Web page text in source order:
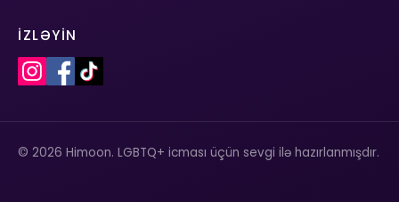
İZLƏYIN
© 2026 Himoon. LGBTQ+ icması üçün sevgi ilə hazırlanmışdır.